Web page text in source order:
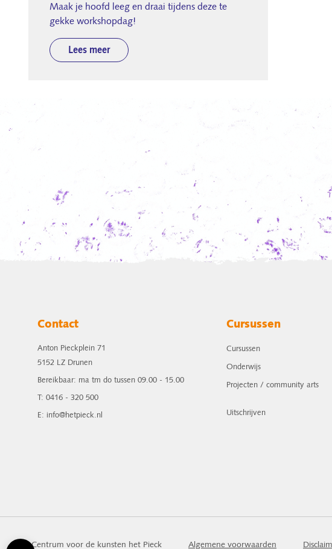
Maak je hoofd leeg en draai tijdens deze te
gekke workshopdag!
Lees meer
Contact
Anton Pieckplein 71
5152 LZ Drunen
Bereikbaar: ma tm do tussen 09.00 - 15.00
T: 0416 - 320 500
E: info@hetpieck.nl
Cursussen
Cursussen
Onderwijs
Projecten / community arts
Uitschrijven
Centrum voor de kunsten het Pieck Algemene voorwaarden